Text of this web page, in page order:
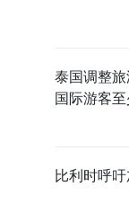
泰国调整
国际游客
比利时呼